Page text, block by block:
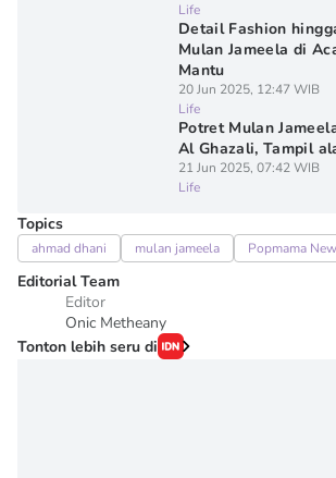
Life
Detail Fashion
Mulan Jameela di
Mantu
20 Jun 2025, 12:47 WIB
Life
Potret Mulan
Al Ghazali, Tampil
21 Jun 2025, 07:42 WIB
Life
Topics
ahmad dhani mulan jameela Popmama
Editorial Team
Editor
Onic Metheany
Tonton lebih seru di